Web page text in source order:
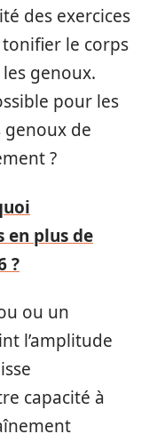
des exercices
le corps
genoux.
pour les
genoux de
?
en plus de
?
ou un
l’amplitude
capacité à